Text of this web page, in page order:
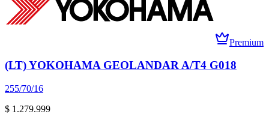
Premium
(LT) YOKOHAMA GEOLANDAR A/T4 G018
255/70/16
$ 1.279.999